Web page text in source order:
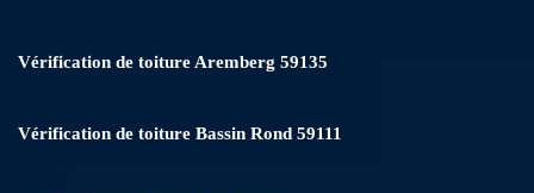
Vérification de toiture Aremberg 59135
Vérification de toiture Bassin Rond 59111